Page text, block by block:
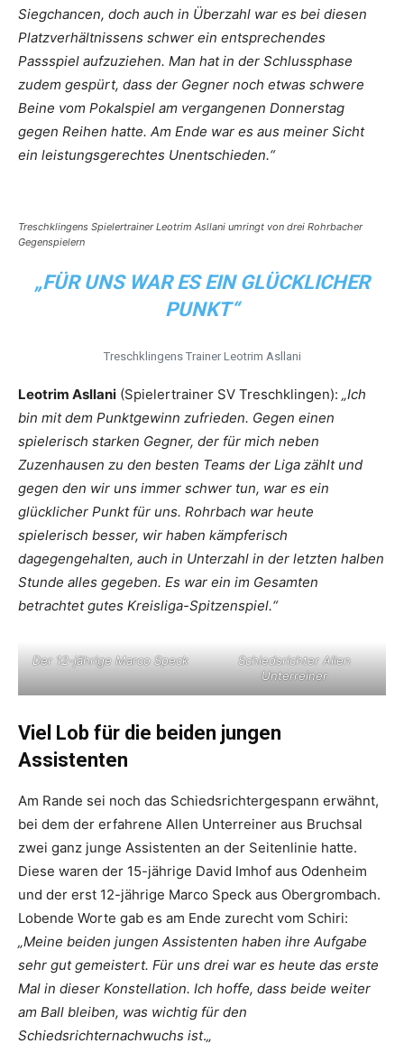
Siegchancen, doch auch in Überzahl war es bei diesen
Platzverhältnissens schwer ein entsprechendes
Passspiel aufzuziehen. Man hat in der Schlussphase
zudem gespürt, dass der Gegner noch etwas schwere
Beine vom Pokalspiel am vergangenen Donnerstag
gegen Reihen hatte. Am Ende war es aus meiner Sicht
ein leistungsgerechtes Unentschieden.“
Treschklingens Spielertrainer Leotrim Asllani umringt von drei Rohrbacher
Gegenspielern
„FÜR UNS WAR ES EIN GLÜCKLICHER
PUNKT“
Treschklingens Trainer Leotrim Asllani
Leotrim Asllani (Spielertrainer SV Treschklingen): „Ich
bin mit dem Punktgewinn zufrieden. Gegen einen
spielerisch starken Gegner, der für mich neben
Zuzenhausen zu den besten Teams der Liga zählt und
gegen den wir uns immer schwer tun, war es ein
glücklicher Punkt für uns. Rohrbach war heute
spielerisch besser, wir haben kämpferisch
dagegengehalten, auch in Unterzahl in der letzten halben
Stunde alles gegeben. Es war ein im Gesamten
betrachtet gutes Kreisliga-Spitzenspiel.“
Der 12-jährige Marco Speck
Schiedsrichter Allen
Unterreiner
Viel Lob für die beiden jungen
Assistenten
Am Rande sei noch das Schiedsrichtergespann erwähnt,
bei dem der erfahrene Allen Unterreiner aus Bruchsal
zwei ganz junge Assistenten an der Seitenlinie hatte.
Diese waren der 15-jährige David Imhof aus Odenheim
und der erst 12-jährige Marco Speck aus Obergrombach.
Lobende Worte gab es am Ende zurecht vom Schiri:
„Meine beiden jungen Assistenten haben ihre Aufgabe
sehr gut gemeistert. Für uns drei war es heute das erste
Mal in dieser Konstellation. Ich hoffe, dass beide weiter
am Ball bleiben, was wichtig für den
Schiedsrichternachwuchs ist.„